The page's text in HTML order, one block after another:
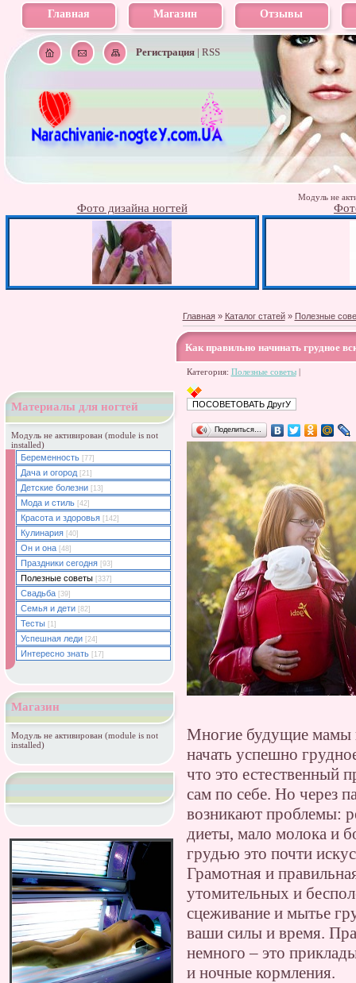
Главная Магазин Отзывы
Регистрация| RSS
Модуль не
Фото дизайна ногтей
Главная» Каталог статей» Полезные
Как правильно начинать грудное
Категория: Полезные советы|
Поделиться…
Многие будущие мамы
начать успешно
что это естественный
сам по себе. Но через
возникают проблемы:
диеты, мало молока и
грудью это почти
Грамотная и
утомительных и
сцеживание и мытье
ваши силы и время.
немного – это
и ночные кормления.
Материалы для ногтей
Модуль не активирован (module is not
installed)
Беременность
[77]
Дача и огород [21]
Детские болезни [13]
Мода и стиль [42]
Красота и здоровья [142]
Кулинария [40]
Он и она [48]
Праздники сегодня [93]
Полезные советы [337]
Свадьба [39]
Семья и дети [82]
Тесты [1]
Успешная леди [24]
Интересно знать [17]
Магазин
Модуль не активирован (module is not
installed)